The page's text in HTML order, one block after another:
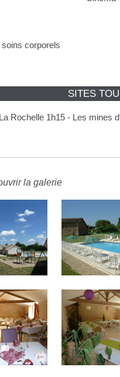
corporels
SITES
Rochelle 1h15 - Les
la galerie